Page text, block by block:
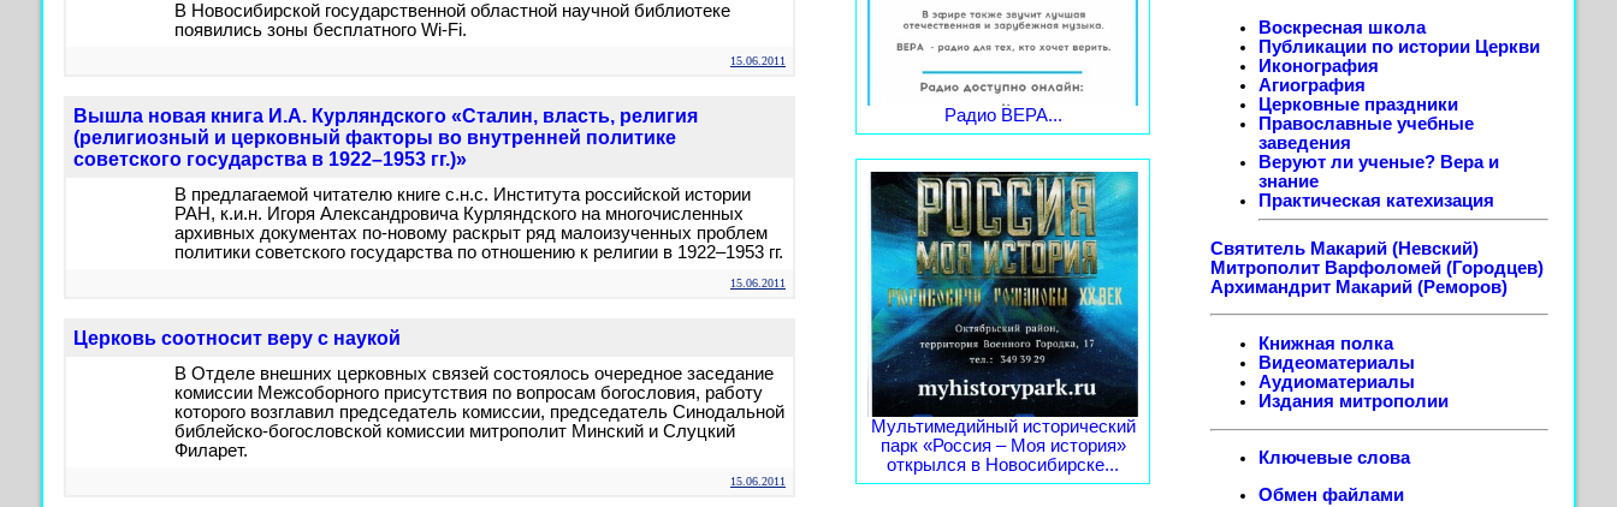
В Новосибирской государственной областной научной библиотеке
появились зоны бесплатного Wi-Fi.
15.06.2011
Вышла новая книга И.А. Курляндского «Сталин, власть, религия
(религиозный и церковный факторы во внутренней политике
советского государства в 1922–1953 гг.)»
В предлагаемой читателю книге с.н.с. Института российской истории
РАН, к.и.н. Игоря Александровича Курляндского на многочисленных
архивных документах по-новому раскрыт ряд малоизученных проблем
политики советского государства по отношению к религии в 1922–1953 гг.
15.06.2011
Церковь соотносит веру с наукой
В Отделе внешних церковных связей состоялось очередное заседание
комиссии Межсоборного присутствия по вопросам богословия, работу
которого возглавил председатель комиссии, председатель Синодальной
библейско-богословской комиссии митрополит Минский и Слуцкий
Филарет.
15.06.2011
Радио ВЕРА...
Мультимедийный исторический
парк «Россия – Моя история»
открылся в Новосибирске...
Воскресная школа
Публикации по истории Церкви
Иконография
Агиография
Церковные праздники
Православные учебные
заведения
Веруют ли ученые? Вера и
знание
Практическая катехизация
Святитель Макарий (Невский)
Митрополит Варфоломей (Городцев)
Архимандрит Макарий (Реморов)
Книжная полка
Видеоматериалы
Аудиоматериалы
Издания митрополии
Ключевые слова
Обмен файлами